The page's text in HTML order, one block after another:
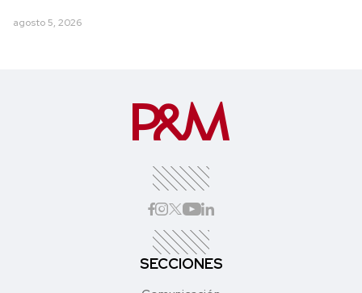
agosto 5, 2026
SECCIONES